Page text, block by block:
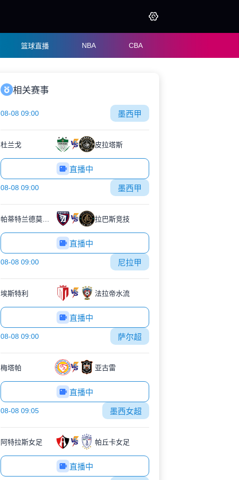
篮球直播 NBA CBA
相关赛事
08-08 09:00 墨西甲
杜兰戈 皮拉塔斯
直播中
08-08 09:00 墨西甲
拉巴斯竞技
直播中
08-08 09:00 尼拉甲
埃斯特利 法拉帝水流
直播中
08-08 09:00 萨尔超
梅塔帕 亚古雷
直播中
08-08 09:05 墨西女超
阿特拉斯女足 帕丘卡女足
直播中